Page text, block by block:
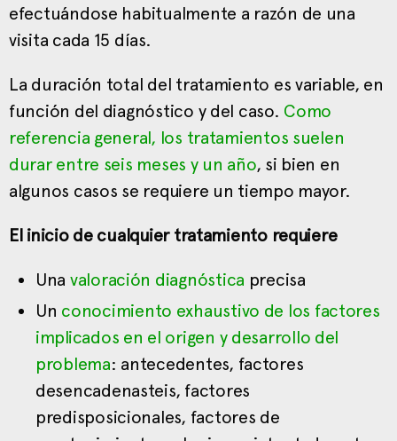
efectuándose habitualmente a razón de una
visita cada 15 días.
La duración total del tratamiento es variable, en
función del diagnóstico y del caso. Como
referencia general, los tratamientos suelen
durar entre seis meses y un año, si bien en
algunos casos se requiere un tiempo mayor.
El inicio de cualquier tratamiento requiere
Una valoración diagnóstica precisa
Un conocimiento exhaustivo de los factores
implicados en el origen y desarrollo del
problema: antecedentes, factores
desencadenasteis, factores
predisposicionales, factores de